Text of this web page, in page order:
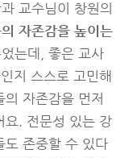
교수님이 창원의
자존감을 높이는
는데, 좋은 교사
지 스스로 고민해
자존감을 먼저
요. 전문성 있는 강
도 존중할 수 있다